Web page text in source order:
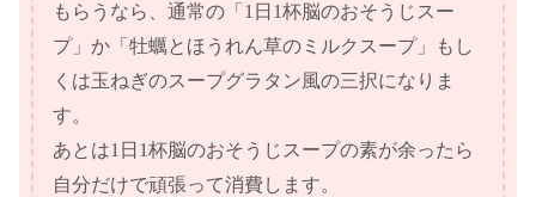
もらうなら、通常の「1日1杯脳のおそうじスー
プ」か「牡蠣とほうれん草のミルクスープ」もし
くは玉ねぎのスープグラタン風の三択になりま
す。
あとは1日1杯脳のおそうじスープの素が余ったら
自分だけで頑張って消費します。